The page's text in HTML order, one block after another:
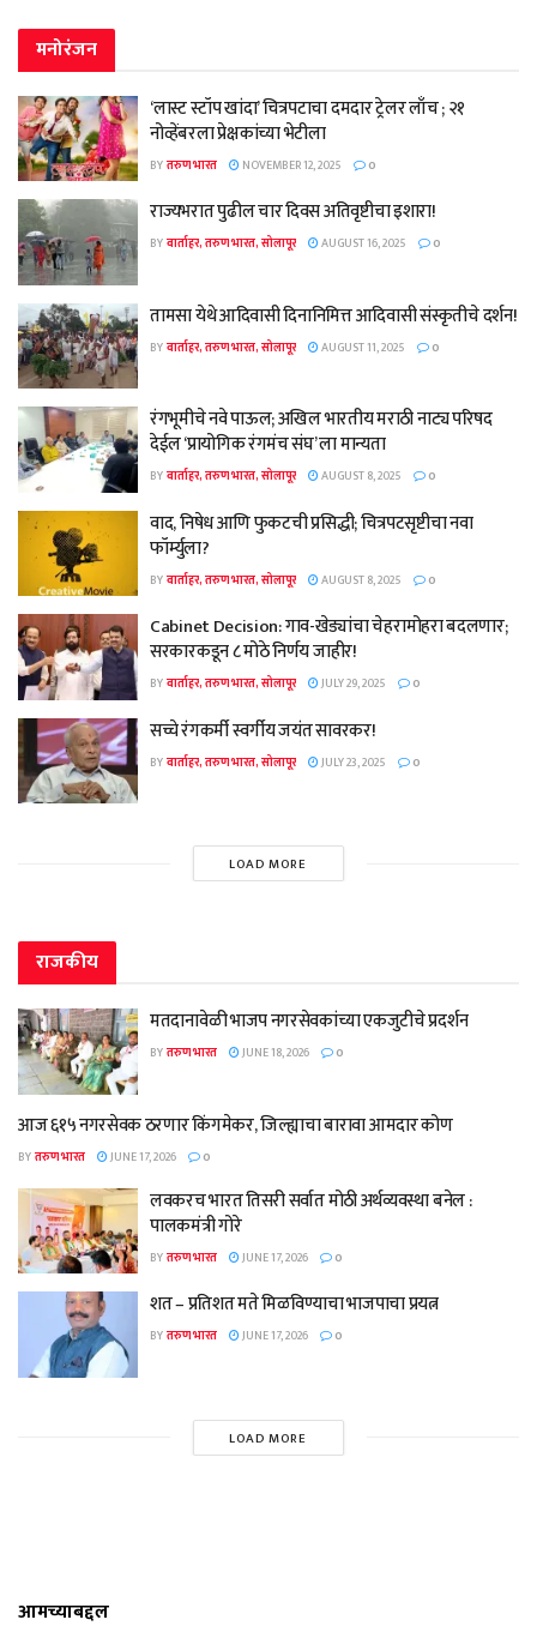
मनोरंजन
‘लास्ट स्टॉप खांदा’ चित्रपटाचा दमदार ट्रेलर लाँच ; २१
नोव्हेंबरला प्रेक्षकांच्या भेटीला
BYतरुण भारत NOVEMBER 12, 2025 0
राज्यभरात पुढील चार दिवस अतिवृष्टीचा इशारा!
BYवार्ताहर, तरुण भारत, सोलापूर AUGUST 16, 2025 0
तामसा येथे आदिवासी दिनानिमित्त आदिवासी संस्कृतीचे दर्शन!
BYवार्ताहर, तरुण भारत, सोलापूर AUGUST 11, 2025 0
रंगभूमीचे नवे पाऊल; अखिल भारतीय मराठी नाट्य परिषद
देईल ‘प्रायोगिक रंगमंच संघ’ ला मान्यता
BYवार्ताहर, तरुण भारत, सोलापूर AUGUST 8, 2025 0
वाद, निषेध आणि फुकटची प्रसिद्धी; चित्रपटसृष्टीचा नवा
फॉर्म्युला?
BYवार्ताहर, तरुण भारत, सोलापूर AUGUST 8, 2025 0
Cabinet Decision: गाव-खेड्यांचा चेहरामोहरा बदलणार;
सरकारकडून ८ मोठे निर्णय जाहीर!
BYवार्ताहर, तरुण भारत, सोलापूर JULY 29, 2025 0
सच्चे रंगकर्मी स्वर्गीय जयंत सावरकर!
BYवार्ताहर, तरुण भारत, सोलापूर JULY 23, 2025 0
LOAD MORE
राजकीय
मतदानावेळी भाजप नगरसेवकांच्या एकजुटीचे प्रदर्शन
BYतरुण भारत JUNE 18, 2026 0
आज ६१५ नगरसेवक ठरणार किंगमेकर, जिल्ह्याचा बारावा आमदार कोण
BYतरुण भारत JUNE 17, 2026 0
लवकरच भारत तिसरी सर्वात मोठी अर्थव्यवस्था बनेल :
पालकमंत्री गोरे
BYतरुण भारत JUNE 17, 2026 0
शत – प्रतिशत मते मिळविण्याचा भाजपाचा प्रयत्न
BYतरुण भारत JUNE 17, 2026 0
LOAD MORE
आमच्याबद्दल